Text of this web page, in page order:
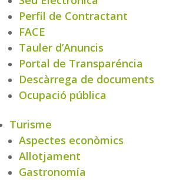
Perfil de Contractant
FACE
Tauler d’Anuncis
Portal de Transparéncia
Descàrrega de documents
Ocupació pública
Turisme
Aspectes econòmics
Allotjament
Gastronomía